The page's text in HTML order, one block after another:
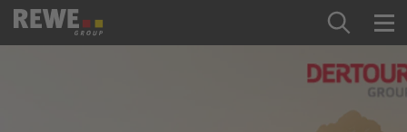
Zum Inhalt springen